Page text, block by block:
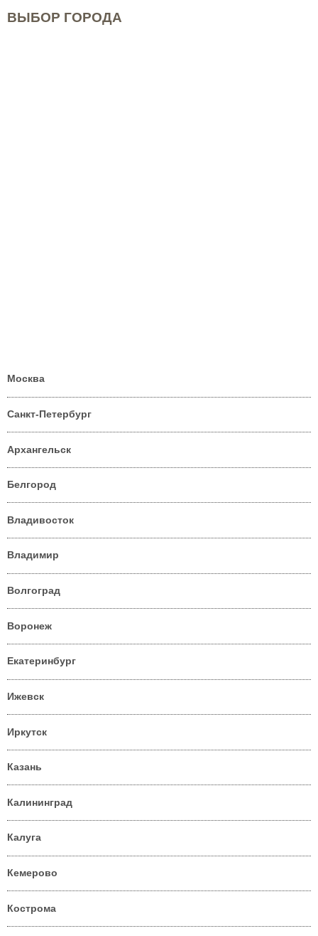
ВЫБОР ГОРОДА
Москва
Санкт-Петербург
Архангельск
Белгород
Владивосток
Владимир
Волгоград
Воронеж
Екатеринбург
Ижевск
Иркутск
Казань
Калининград
Калуга
Кемерово
Кострома